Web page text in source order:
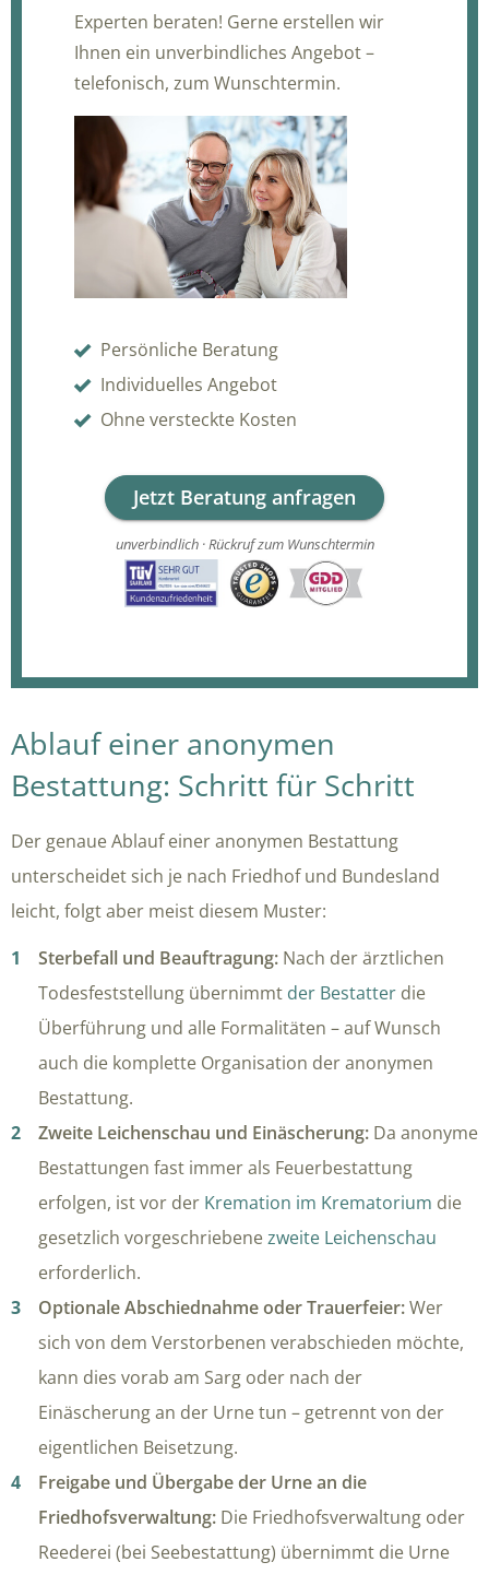
Experten beraten! Gerne erstellen wir
Ihnen ein unverbindliches Angebot –
telefonisch, zum Wunschtermin.
Persönliche Beratung
Individuelles Angebot
Ohne versteckte Kosten
Jetzt Beratung anfragen
unverbindlich · Rückruf zum Wunschtermin
Ablauf einer anonymen
Bestattung: Schritt für Schritt
Der genaue Ablauf einer anonymen Bestattung
unterscheidet sich je nach Friedhof und Bundesland
leicht, folgt aber meist diesem Muster:
Sterbefall und Beauftragung: Nach der ärztlichen
Todesfeststellung übernimmt der Bestatter die
Überführung und alle Formalitäten – auf Wunsch
auch die komplette Organisation der anonymen
Bestattung.
Zweite Leichenschau und Einäscherung: Da anonyme
Bestattungen fast immer als Feuerbestattung
erfolgen, ist vor der Kremation im Krematorium die
gesetzlich vorgeschriebenezweite Leichenschau
erforderlich.
Optionale Abschiednahme oder Trauerfeier:Wer
sich von dem Verstorbenen verabschieden möchte,
kann dies vorab am Sarg oder nach der
Einäscherung an der Urne tun – getrennt von der
eigentlichen Beisetzung.
Freigabe und Übergabe der Urne an die
Friedhofsverwaltung: Die Friedhofsverwaltung oder
Reederei (bei Seebestattung) übernimmt die Urne